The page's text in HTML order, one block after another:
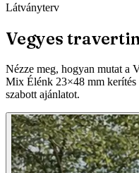
Látványterv
Vegyes
Nézze meg, hogyan mutat a
Mix Élénk 23×48 mm kerítés
szabott ajánlatot.